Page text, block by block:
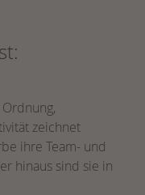
zeichnet
ihre Team- und
hinaus sind sie in